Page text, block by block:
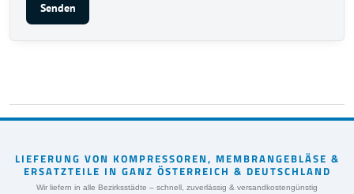
Senden
LIEFERUNG VON KOMPRESSOREN, MEMBRANGEBLÄSE &
ERSATZTEILE IN GANZ ÖSTERREICH & DEUTSCHLAND
Wir liefern in alle Bezirksstädte – schnell, zuverlässig & versandkostengünstig